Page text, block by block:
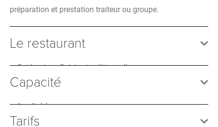
préparation et prestation traiteur ou groupe.
Le restaurant
Catégories : Cuisine traditionnelle
Capacité
1 salle(s)
Tarifs